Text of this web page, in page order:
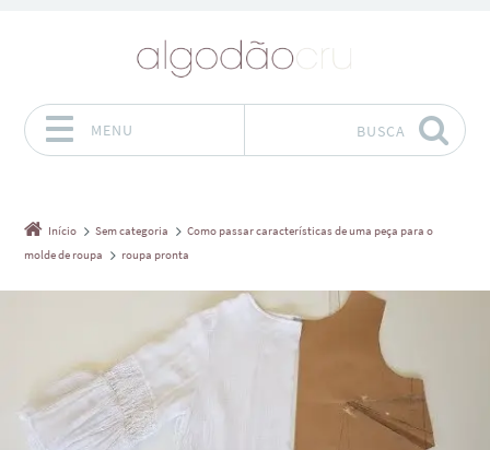
MENU BUSCA
Início Sem categoria
Como passar características de uma peça para o
molde de roupa
roupa pronta